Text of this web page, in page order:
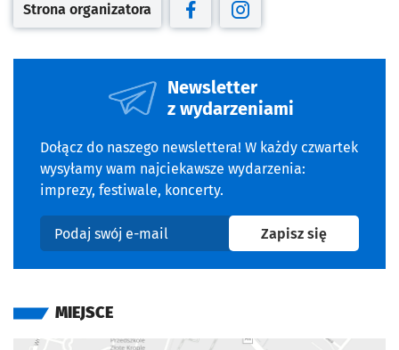
Otwiera się w nowej karcie
Strona organizatora
Otwiera się w nowej karcie
Otwiera się w nowej
Newsletter
z wydarzeniami
Dołącz do naszego newslettera! W każdy czwartek
wysyłamy wam najciekawsze wydarzenia:
imprezy, festiwale, koncerty.
Podaj swój e-mail
Zapisz sięna
MIEJSCE